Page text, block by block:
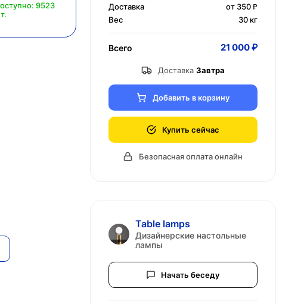
9523
Доставка
от 350 ₽
Вес
30 кг
Всего 21 000 ₽
Доставка Завтра
Добавить в корзину
Купить сейчас
Безопасная оплата онлайн
Table lamps
Дизайнерские настольные
лампы
Начать беседу